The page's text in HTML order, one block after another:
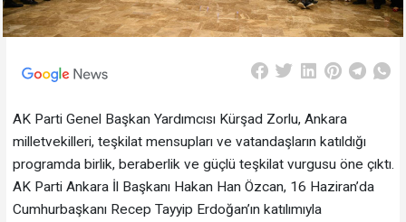
AK Parti Genel Başkan Yardımcısı Kürşad Zorlu, Ankara
milletvekilleri, teşkilat mensupları ve vatandaşların katıldığı
programda birlik, beraberlik ve güçlü teşkilat vurgusu öne çıktı.
AK Parti Ankara İl Başkanı Hakan Han Özcan, 16 Haziran’da
Cumhurbaşkanı Recep Tayyip Erdoğan’ın katılımıyla